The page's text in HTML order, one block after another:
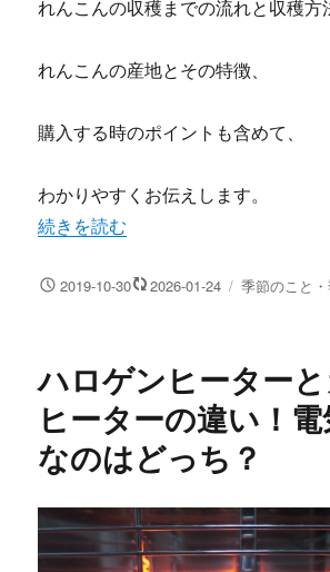
れんこんの収穫までの流れと収穫方
れんこんの産地とその特徴、
購入する時のポイントも含めて、
わかりやすくお伝えします。
“れんこんの旬はいつ？産地別の旬
続きを読む
投 2019-10-30 2026-01-24
カ
ー
季節のこと
ハロゲンヒーター
ヒーターの違い！
なのはどっち？